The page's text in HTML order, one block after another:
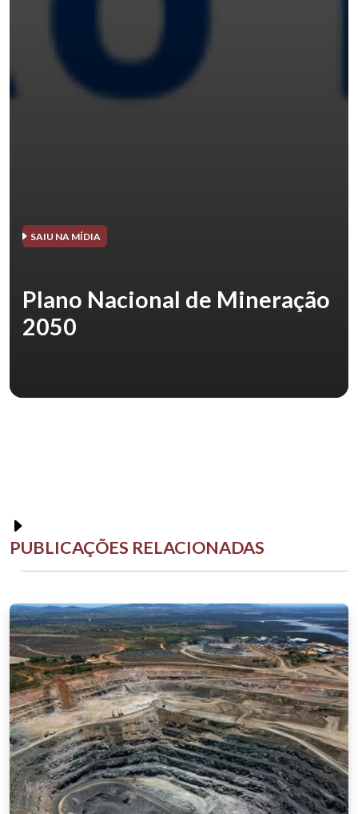
SAIU NA MÍDIA
Plano Nacional de Mineração
2050
PUBLICAÇÕES RELACIONADAS